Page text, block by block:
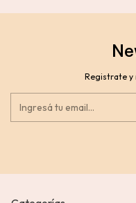
Registrate y